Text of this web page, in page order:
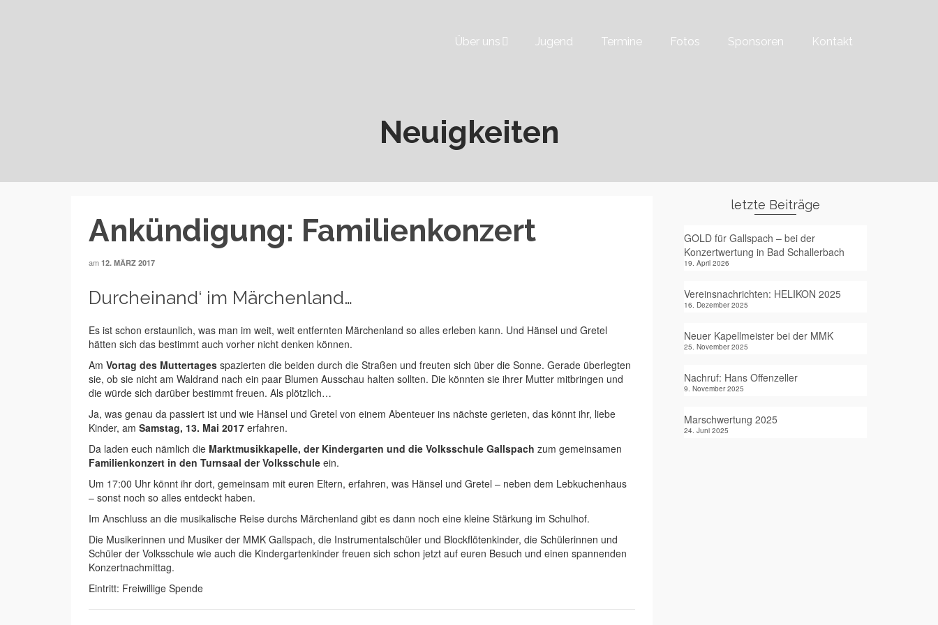
Über uns Jugend Termine Fotos Sponsoren Kontakt
Neuigkeiten
Ankündigung: Familienkonzert
am 12. MÄRZ 2017
Durcheinand‘ im Märchenland…
Es ist schon erstaunlich, was man im weit, weit entfernten Märchenland so alles erleben kann. Und Hänsel und Gretel
hätten sich das bestimmt auch vorher nicht denken können.
Am Vortag des Muttertages spazierten die beiden durch die Straßen und freuten sich über die Sonne. Gerade überlegten
sie, ob sie nicht am Waldrand nach ein paar Blumen Ausschau halten sollten. Die könnten sie ihrer Mutter mitbringen und
die würde sich darüber bestimmt freuen. Als plötzlich…
Ja, was genau da passiert ist und wie Hänsel und Gretel von einem Abenteuer ins nächste gerieten, das könnt ihr, liebe
Kinder, am Samstag, 13. Mai 2017 erfahren.
Da laden euch nämlich die Marktmusikkapelle, der Kindergarten und die Volksschule Gallspach zum gemeinsamen
Familienkonzert in den Turnsaal der Volksschule ein.
Um 17:00 Uhr könnt ihr dort, gemeinsam mit euren Eltern, erfahren, was Hänsel und Gretel – neben dem Lebkuchenhaus
– sonst noch so alles entdeckt haben.
Im Anschluss an die musikalische Reise durchs Märchenland gibt es dann noch eine kleine Stärkung im Schulhof.
Die Musikerinnen und Musiker der MMK Gallspach, die Instrumentalschüler und Blockflötenkinder, die Schülerinnen und
Schüler der Volksschule wie auch die Kindergartenkinder freuen sich schon jetzt auf euren Besuch und einen spannenden
Konzertnachmittag.
Eintritt: Freiwillige Spende
letzte Beiträge
GOLD für Gallspach – bei der
Konzertwertung in Bad Schallerbach
19. April 2026
Vereinsnachrichten: HELIKON 2025
16. Dezember 2025
Neuer Kapellmeister bei der MMK
25. November 2025
Nachruf: Hans Offenzeller
9. November 2025
Marschwertung 2025
24. Juni 2025